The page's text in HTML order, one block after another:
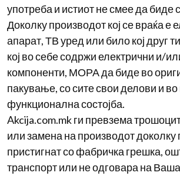
употреба и истиот не смее да биде
Доколку производот кој се враќа е
апарат, ТВ уред или било кој друг
кој во себе содржи електрични и/
компоненти, МОРА да биде во
пакување, со сите свои делови и
функционална состојба.
Akcija.com.mk ги превзема
или замена на производот доколку
пристигнат со фабричка грешка,
транспорт или не одговара на